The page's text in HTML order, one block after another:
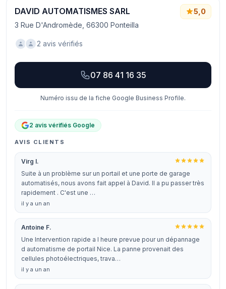
DAVID AUTOMATISMES SARL
3 Rue D'Andromède, 66300 Ponteilla
5,0
2 avis vérifiés
07 86 41 16 35
Numéro issu de la fiche Google Business Profile.
2 avis vérifiés Google
AVIS CLIENTS
Virg I.
Suite à un problème sur un portail et une porte de garage
automatisés, nous avons fait appel à David. Il a pu passer très
rapidement . C'est une …
il y a un an
Antoine F.
Une Intervention rapide a l heure prevue pour un dépannage
d automatisme de portail Nice. La panne provenait des
cellules photoélectriques, trava…
il y a un an